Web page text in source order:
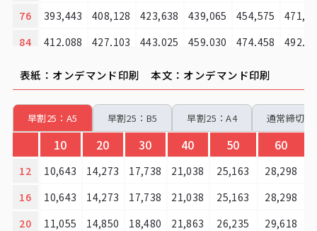
76 393,443 408,128 423,638 439,065 454,575
84
412,088 427,103 443,025 459,030 474,458
92
474,045 491,123 509,273 527,175 544,830
100
492,773 510,180 528,660 546,975 564,795
表紙：オンデマンド印刷 本文：オンデマンド印刷
早割25：A5 早割25：B5 早割25：A4 通常締切：
10 20 30 40 50 60
12 10,643 14,273 17,738 21,038 25,163 28,298
16
10,643 14,273 17,738 21,038 25,163 28,298
20
11,055 14,850 18,480 21,863 26,235 29,618